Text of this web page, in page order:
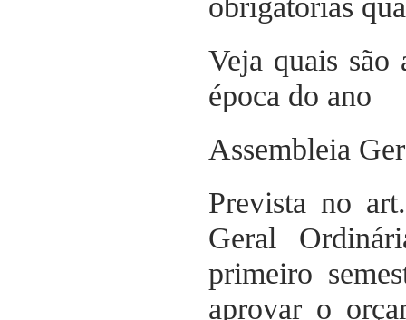
obrigatórias
Veja quais são
época do ano
Assembleia
Prevista no
Geral
primeiro
aprovar o